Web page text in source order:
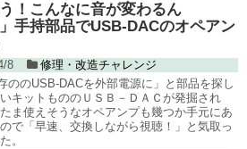
う！こんなに音が変わるん
手持部品でUSB-DACのオペアン
8
修理・改造チャレンジ
ののUSB-DACを外部電源に」と部品を探し
キットもののＵＳＢ－ＤＡＣが発掘され
ま使えそうなオペアンプも幾つか手元にあ
で「早速、交換しながら視聴！」と気取っ
。